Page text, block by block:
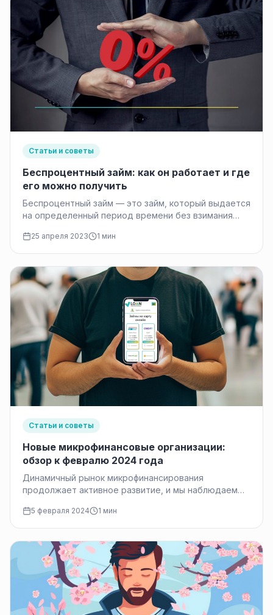
Статьи и советы
Беспроцентный займ: как он работает и где
его можно получить
Беспроцентный займ — это займ, который выдается
на определенный период времени без взимания
25 апреля 2023 1 мин
Статьи и советы
Новые микрофинансовые организации:
обзор к февралю 2024 года
Динамичный рынок микрофинансирования
продолжает активное развитие, и мы наблюдаем
новым микрофинансовым компаниям…
5 февраля 2024 1 мин